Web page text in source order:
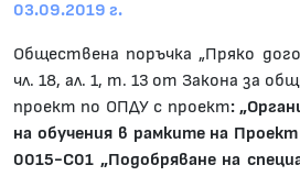
03.09.2019 г.
Обществена поръчка „Пряко
чл. 18, ал. 1, т. 13 от Закона за
проект по ОПДУ с проект:
на обучения в рамките на
0015-C01 „Подобряване на